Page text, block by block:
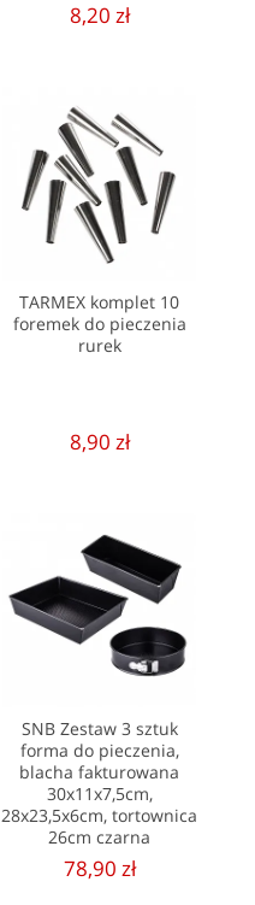
8,20 zł
TARMEX komplet 10
foremek do pieczenia
rurek
8,90 zł
SNB Zestaw 3 sztuk
forma do pieczenia,
blacha fakturowana
30x11x7,5cm,
28x23,5x6cm, tortownica
26cm czarna
78,90 zł